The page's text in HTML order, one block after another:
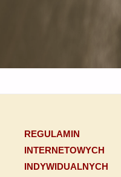
REGULAMIN
INTERNETOWYCH
INDYWIDUALNYCH